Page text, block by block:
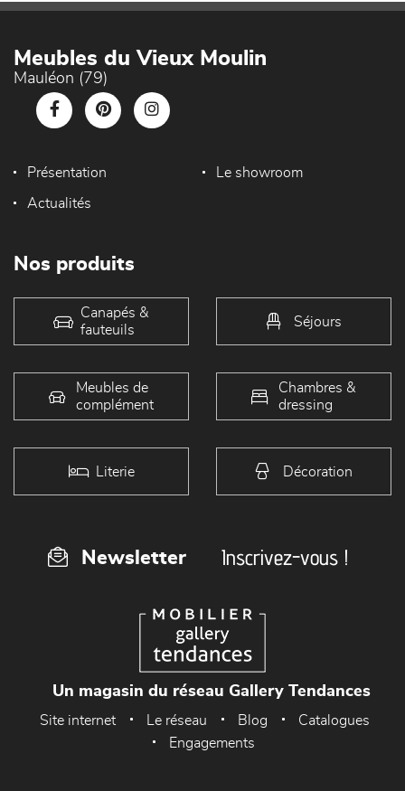
Meubles du Vieux Moulin
Mauléon (79)
Présentation Le showroom
Actualités
Nos produits
Canapés &
fauteuils
Séjours
Meubles de
complément
Chambres &
dressing
Literie Décoration
Newsletter Inscrivez-vous !
Un magasin du réseau Gallery Tendances
Site internet Le réseau Blog
Catalogues
Engagements